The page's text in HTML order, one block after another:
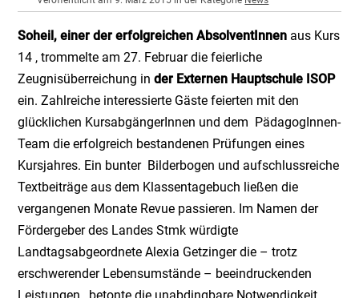
Soheil, einer der erfolgreichen AbsolventInnen aus Kurs
14 , trommelte am 27. Februar die feierliche
Zeugnisüberreichung inder Externen Hauptschule ISOP
ein. Zahlreiche interessierte Gäste feierten mit den
glücklichen KursabgängerInnen und dem PädagogInnen-
Team die erfolgreich bestandenen Prüfungen eines
Kursjahres. Ein bunter Bilderbogen und aufschlussreiche
Textbeiträge aus dem Klassentagebuch ließen die
vergangenen Monate Revue passieren. Im Namen der
Fördergeber des Landes Stmk würdigte
Landtagsabgeordnete Alexia Getzinger die – trotz
erschwerender Lebensumstände – beeindruckenden